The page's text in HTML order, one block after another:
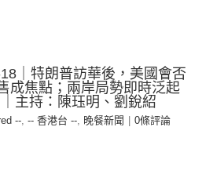
｜特朗普訪華後，美國會否
成焦點；兩岸局勢即時泛起
主持：陳珏明、劉銳紹
--, -- 香港台 --, 晚餐新聞 0條評論